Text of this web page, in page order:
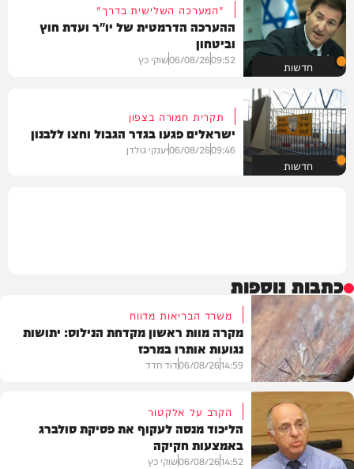
חדשות
"המערכה השלישית בדרך"
ההערכה הדרמטית של יו"ר ועדת חוץ
וביטחון
09:52
06/08/26שוקי כץ
חדשות
תקרית חמורה בצפון
ישראלים פגעו בגדר הגבול וחצו ללבנון
09:46
06/08/26יענקי גולדן
כתבות נוספות
בריאות
משרד הבריאות מדווח
מקרה מוות ראשון מקדחת הנילוס: יתושות
נגועות אותרו במרכז
14:59
06/08/26דוד חדד
הקרב על אלקטור
הליכוד מנסה לעקוף את פסיקת סולברג
באמצעות חקיקה
14:52
06/08/26שוקי כץ